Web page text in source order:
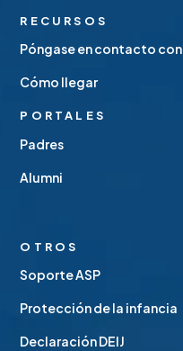
RECURSOS
Póngase en contacto con
Cómo llegar
PORTALES
Padres
Alumni
OTROS
Soporte ASP
Protección de la infancia
Declaración DEIJ